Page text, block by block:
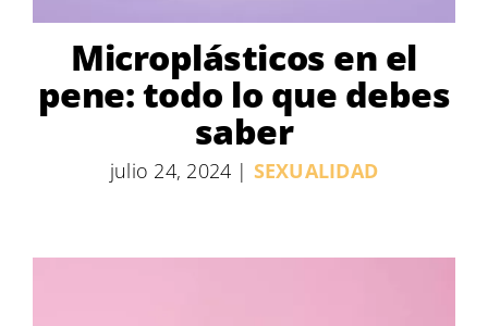
Microplásticos en el
pene: todo lo que debes
saber
julio 24, 2024 | SEXUALIDAD